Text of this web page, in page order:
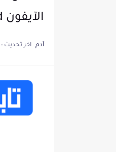
الآيفون Watched
آدم اخر تحديث :